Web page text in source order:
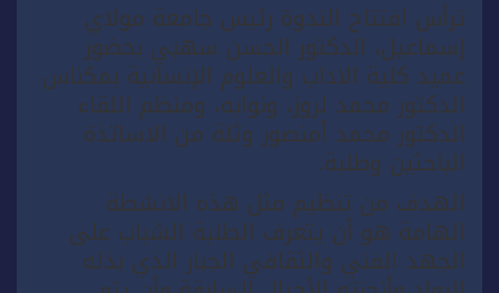
ترأس افتتاح الندوة رئيس جامعة مولاي
إسماعيل، الدكتور الحسن سهبي بحضور
عميد كلية الاداب والعلوم الإنسانية بمكناس
الدكتور محمد لروز، ونوابه، ومنظم اللقاء
الدكتور محمد أمنصور وثلة من الاساتذة
الباحثين وطلبة.
الهدف من تنظيم مثل هذه الانشطة
الهامة هو أن يتعرف الطلبة الشباب على
الجهد الفني والثقافي الجبار الذي بذله